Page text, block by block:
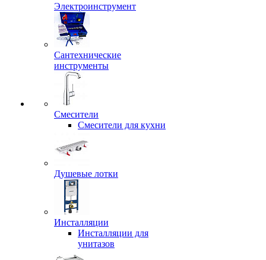
Электроинструмент
Сантехнические
инструменты
Смесители
Смесители для кухни
Душевые лотки
Инсталляции
Инсталляции для
унитазов